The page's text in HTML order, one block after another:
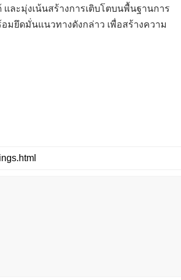
ละมุ่งเน้นสร้างการเติบโตบนพื้นฐานการ
มยึดมั่นแนวทางดังกล่าว เพื่อสร้างความ